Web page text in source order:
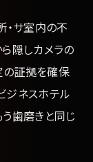
・サ室内の不
隠しカメラの
の証拠を確保
ジネスホテル
歯磨きと同じ